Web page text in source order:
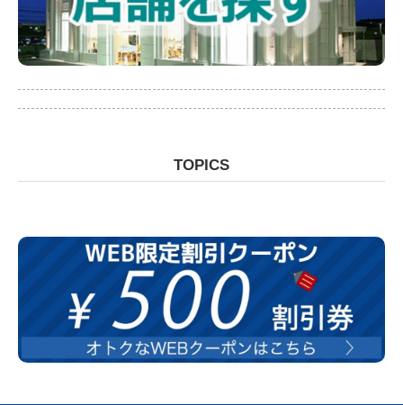
TOPICS